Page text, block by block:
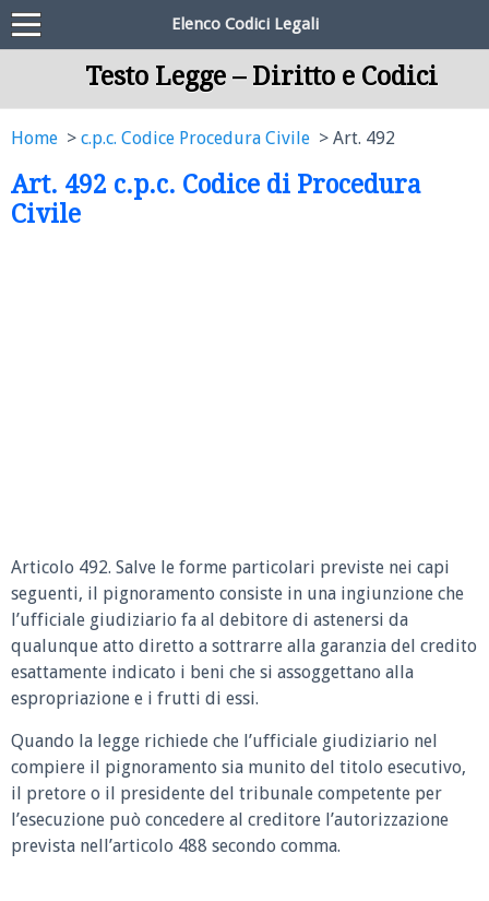
Elenco Codici Legali
Testo Legge – Diritto e Codici
Home c.p.c. Codice Procedura Civile Art. 492
Art. 492 c.p.c. Codice di Procedura
Civile
Articolo 492. Salve le forme particolari previste nei capi
seguenti, il pignoramento consiste in una ingiunzione che
l’ufficiale giudiziario fa al debitore di astenersi da
qualunque atto diretto a sottrarre alla garanzia del credito
esattamente indicato i beni che si assoggettano alla
espropriazione e i frutti di essi.
Quando la legge richiede che l’ufficiale giudiziario nel
compiere il pignoramento sia munito del titolo esecutivo,
il pretore o il presidente del tribunale competente per
l’esecuzione può concedere al creditore l’autorizzazione
prevista nell’articolo 488 secondo comma.